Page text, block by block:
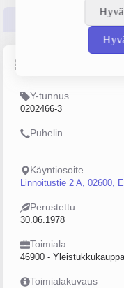
Y-tunnus
0202466-3
Puhelin
Käyntiosoite
Linnoitustie 2 A, 02600,
Perustettu
30.06.1978
Toimiala
46900 - Yleistukkukauppa
Toimialakuvaus